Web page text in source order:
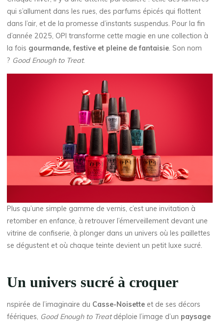
qui s’allument dans les rues, des parfums épicés qui flottent
dans l’air, et de la promesse d’instants suspendus. Pour la fin
d’année 2025, OPI transforme cette magie en une collection à
la fois gourmande, festive et pleine de fantaisie. Son nom
? Good Enough to Treat.
Plus qu’une simple gamme de vernis, c’est une invitation à
retomber en enfance, à retrouver l’émerveillement devant une
vitrine de confiserie, à plonger dans un univers où les paillettes
se dégustent et où chaque teinte devient un petit luxe sucré.
Un univers sucré à croquer
nspirée de l’imaginaire du Casse-Noisette et de ses décors
féériques, Good Enough to Treatdéploie l’image d’un paysage